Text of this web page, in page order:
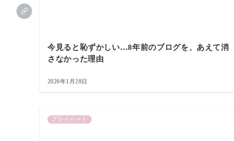
今見ると恥ずかしい…8年前のブログを、あえて消
さなかった理由
2026年1月28日
プライベート